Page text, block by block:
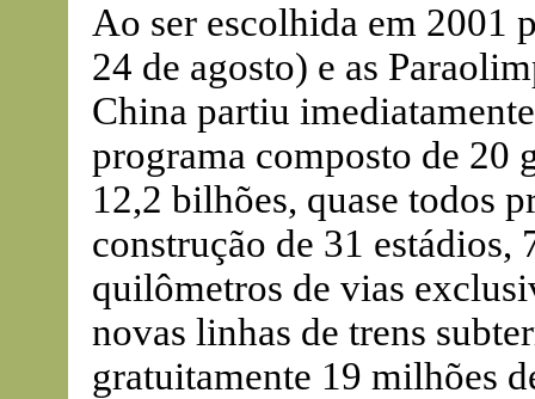
Ao ser escolhida em 2001
24 de agosto) e as
China partiu
programa composto de 20
12,2 bilhões, quase todos
construção de 31 estádios,
quilômetros de vias
novas linhas de trens
gratuitamente 19 milhões